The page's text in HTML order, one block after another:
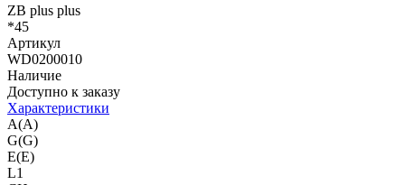
ZB plus plus
*45
Артикул
WD0200010
Наличие
Доступно к заказу
Характеристики
A(A)
G(G)
E(E)
L1